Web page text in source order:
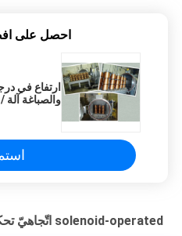
احصل على
ارتفاع في
والصباغة
solenoid-operated اتّجاهيّ تحكم صمام